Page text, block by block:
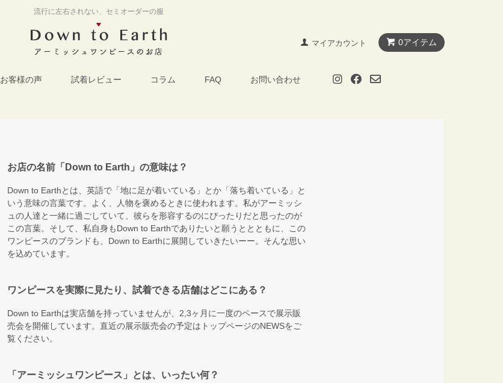
流行に左右されない、セミオーダーの服
0アイテム
マイアカウント
お客様の声 試着レビュー コラム FAQ お問い合わせ
お店の名前「Down to Earth」の意味は？
Down to Earthとは、英語で「地に足が着いている」とか「落ち着いている」と
いう意味の言葉です。よく、人物を褒めるときに使われます。私がアーミッシ
ュの人達と一緒に過ごしていて、彼らを形容するのにぴったりだと思ったのが
この言葉。そして、私自身もDown to Earthでありたいと願うととともに、この
ワンピースのブランドも、Down to Earthに展開していきたいーー。そんな思い
を込めています。
ワンピースを実際に見たり、試着できる店舗はどこにある？
Down to Earthは実店舗を持っていませんが、2,3ヶ月に一度のペースで展示販
売会を開催しています。直近の展示販売会の予定はトップページのNEWSをご
覧ください。
「アーミッシュワンピース」とは、いったい何？